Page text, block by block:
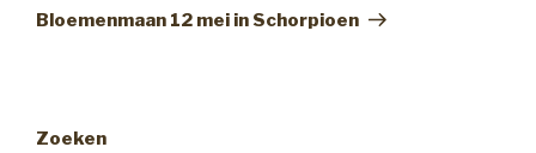
Bericht
Bloemenmaan 12 mei in Schorpioen
Zoeken